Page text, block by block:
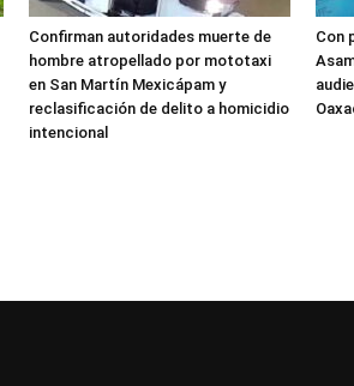
Confirman autoridades muerte de
hombre atropellado por mototaxi
en San Martín Mexicápam y
reclasificación de delito a homicidio
intencional
Con